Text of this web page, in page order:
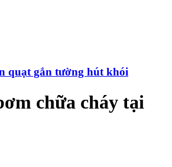
quạt gắn tường hút khói
chữa cháy tại